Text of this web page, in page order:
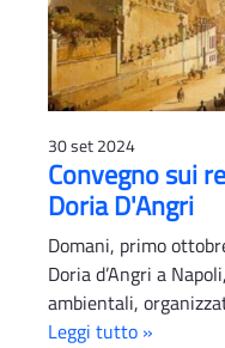
30 set 2024
Convegno sui
Doria D'Angri
Domani, primo
Doria d’Angri a
ambientali,
Leggi tutto »